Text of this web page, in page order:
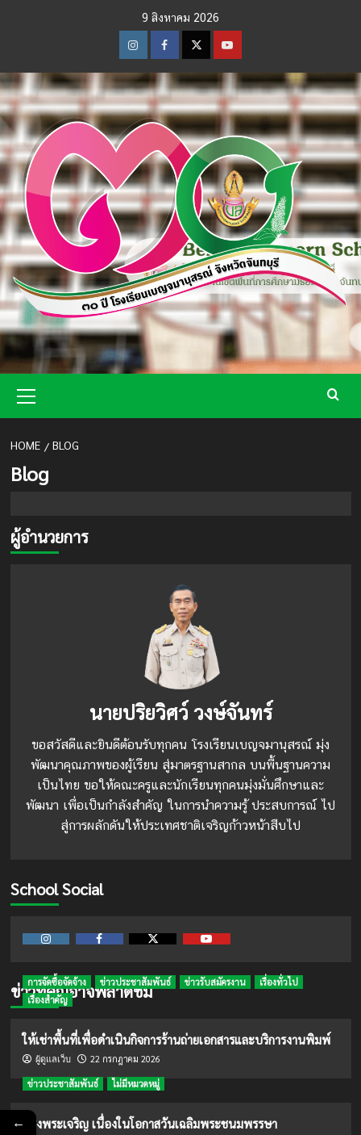
9 สิงหาคม 2026
InstagramFacebookTwitterYoutube
Menu
HOME BLOG
Blog
ผู้อำนวยการ
นายปริยวิศว์ วงษ์จันทร์
ขอสวัสดีและยินดีต้อนรับทุกคน โรงเรียนเบญจมานุสรณ์ มุ่ง
พัฒนาคุณภาพของผู้เรียน สู่มาตรฐานสากล บนพื้นฐานความ
เป็นไทย ขอให้คณะครูและนักเรียนทุกคนมุ่งมั่นศึกษาและ
พัฒนา เพื่อเป็นกำลังสำคัญ ในการนำความรู้ ประสบการณ์ ไป
สู่การผลักดันให้ประเทศชาติเจริญก้าวหน้าสืบไป
School Social
ข่าวที่คุณอาจพลาดชม
การจัดซื้อจัดจ้าง ข่าวประชาสัมพันธ์ ข่าวรับสมัครงาน
เรื่องทั่วไป
เรื่องสำคัญ
ให้เช่าพื้นที่เพื่อดำเนินกิจการร้านถ่ายเอกสารและบริการงานพิมพ์
ผู้ดูแลเว็บ 22 กรกฎาคม 2026
ข่าวประชาสัมพันธ์ ไม่มีหมวดหมู่
ทรงพระเจริญ เนื่องในโอกาสวันเฉลิมพระชนมพรรษา
←